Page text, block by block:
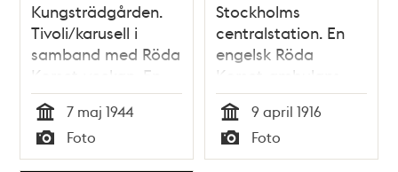
Kungsträdgården.
Tivoli/karusell i
samband med Röda
Korset-veckan. En
kvinna med en
grupp barn vid
biljettkassan
Tid
7 maj 1944
Typ
Foto
Stockholms
centralstation. En
engelsk Röda
Korset-ambulans
passerar Stockholm
på väg från Serbien
till England. En
sårad sjuksköterska
Tid
9 april 1916
Typ
Foto